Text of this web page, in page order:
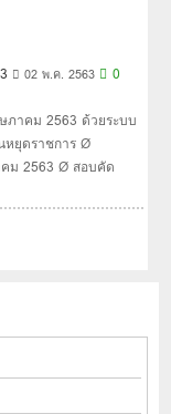
02 พ.ค. 2563 0
ภาคม 2563 ด้วยระบบ
หยุดราชการ Ø
ม 2563 Ø สอบคัด